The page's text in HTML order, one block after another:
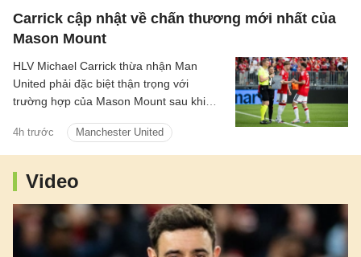
Carrick cập nhật về chấn thương mới nhất của
Mason Mount
4h trước Manchester United
HLV Michael Carrick thừa nhận Man
United phải đặc biệt thận trọng với
trường hợp của Mason Mount sau khi
vì vấn đề thể trạng trong trận hòa 1-1 với
PSG.
Video